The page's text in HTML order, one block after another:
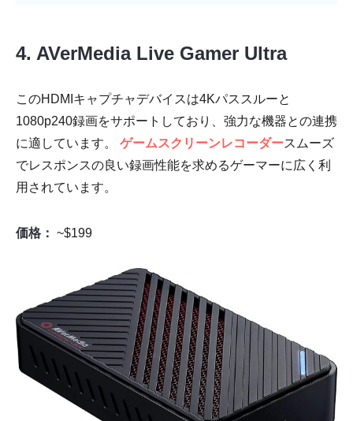
4. AVerMedia Live Gamer Ultra
このHDMIキャプチャデバイスは4Kパススルーと
1080p240録画をサポートしており、強力な機器との連携
に適しています。 ゲームスクリーンレコーダースムーズ
でレスポンスの良い録画性能を求めるゲーマーに広く利
用されています。
価格： ~$199